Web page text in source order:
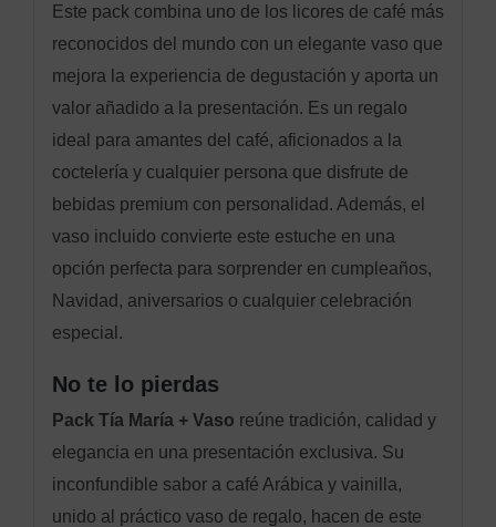
Este pack combina uno de los licores de café más
reconocidos del mundo con un elegante vaso que
mejora la experiencia de degustación y aporta un
valor añadido a la presentación. Es un regalo
ideal para amantes del café, aficionados a la
coctelería y cualquier persona que disfrute de
bebidas premium con personalidad. Además, el
vaso incluido convierte este estuche en una
opción perfecta para sorprender en cumpleaños,
Navidad, aniversarios o cualquier celebración
especial.
No te lo pierdas
Pack Tía María + Vaso reúne tradición, calidad y
elegancia en una presentación exclusiva. Su
inconfundible sabor a café Arábica y vainilla,
unido al práctico vaso de regalo, hacen de este